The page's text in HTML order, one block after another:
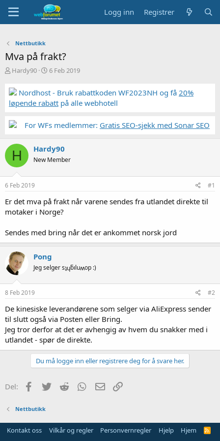
Logg inn Registrer
Nettbutikk
Mva på frakt?
T
å
d
s
a
e
r
Hardy90
S
r
t
a
6 Feb 2019
Nordhost - Bruk rabattkoden WF2023NH og få 20%
løpende rabatt på alle webhotell
For WFs medlemmer: Gratis SEO-sjekk med Sonar SEO
H Hardy90
New Member
6 Feb 2019 #1
Er det mva på frakt når varene sendes fra utlandet direkte til
motaker i Norge?
Sendes med bring når det er ankommet norsk jord
Pong
Jeg selger sʇɥƃıluʍop :)
8 Feb 2019 #2
De kinesiske leverandørene som selger via AliExpress sender
til slutt også via Posten eller Bring.
Jeg tror derfor at det er avhengig av hvem du snakker med i
utlandet - spør de direkte.
Du må logge inn eller registrere deg for å svare her.
Del: Facebook
Twitter Reddit WhatsApp
E-post
Nettbutikk
Kontakt oss Vilkår og regler Personvernregler Hjelp Hjem
R